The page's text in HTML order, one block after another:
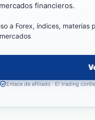
financieros.
a Forex, índices, materias
Enlace de afiliado · El trading